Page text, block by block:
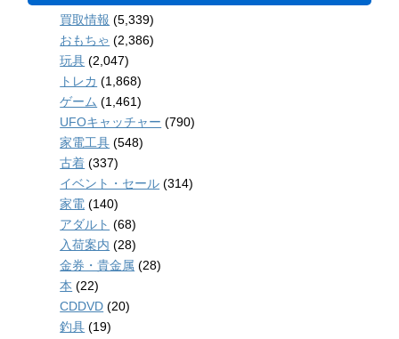
買取情報 (5,339)
おもちゃ (2,386)
玩具 (2,047)
トレカ (1,868)
ゲーム (1,461)
UFOキャッチャー (790)
家電工具 (548)
古着 (337)
イベント・セール (314)
家電 (140)
アダルト (68)
入荷案内 (28)
金券・貴金属 (28)
本 (22)
CDDVD (20)
釣具 (19)